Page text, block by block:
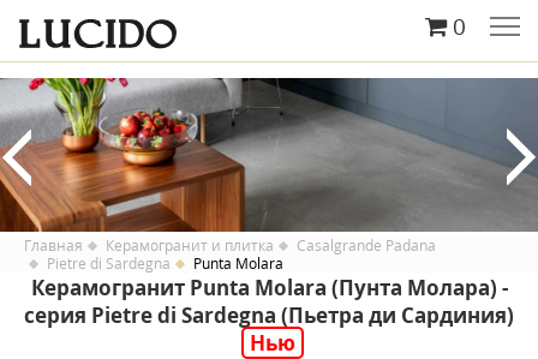
0
Главная Керамогранит и плитка
Casalgrande Padana
Pietre di Sardegna
Punta Molara
Керамогранит Punta Molara (Пунта Молара) -
серия Pietre di Sardegna (Пьетра ди Сардиния)
Нью